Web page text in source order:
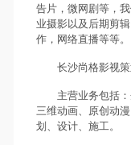
告片，微网剧等，
业摄影以及后期剪
作，网络直播等等。
长沙尚格影视
主营业务包括
三维动画、原创动
划、设计、施工。